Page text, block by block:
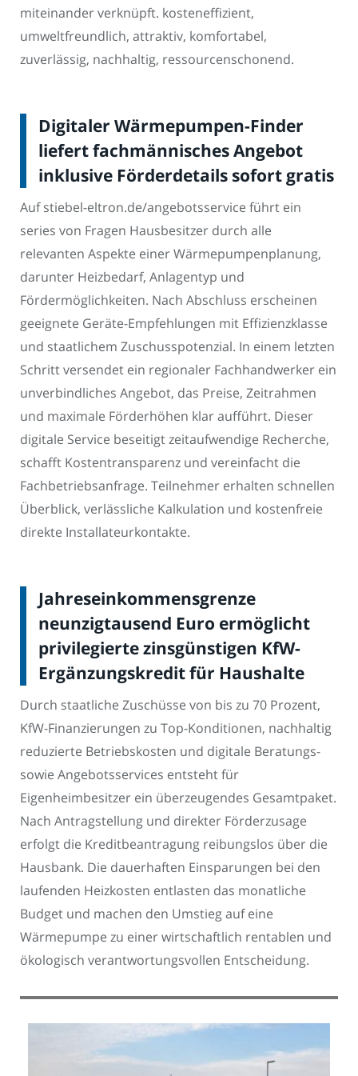
miteinander verknüpft. kosteneffizient,
umweltfreundlich, attraktiv, komfortabel,
zuverlässig, nachhaltig, ressourcenschonend.
Digitaler Wärmepumpen-Finder
liefert fachmännisches Angebot
inklusive Förderdetails sofort gratis
Auf stiebel-eltron.de/angebotsservice führt ein
series von Fragen Hausbesitzer durch alle
relevanten Aspekte einer Wärmepumpenplanung,
darunter Heizbedarf, Anlagentyp und
Fördermöglichkeiten. Nach Abschluss erscheinen
geeignete Geräte-Empfehlungen mit Effizienzklasse
und staatlichem Zuschusspotenzial. In einem letzten
Schritt versendet ein regionaler Fachhandwerker ein
unverbindliches Angebot, das Preise, Zeitrahmen
und maximale Förderhöhen klar aufführt. Dieser
digitale Service beseitigt zeitaufwendige Recherche,
schafft Kostentransparenz und vereinfacht die
Fachbetriebsanfrage. Teilnehmer erhalten schnellen
Überblick, verlässliche Kalkulation und kostenfreie
direkte Installateurkontakte.
Jahreseinkommensgrenze
neunzigtausend Euro ermöglicht
privilegierte zinsgünstigen KfW-
Ergänzungskredit für Haushalte
Durch staatliche Zuschüsse von bis zu 70 Prozent,
KfW-Finanzierungen zu Top-Konditionen, nachhaltig
reduzierte Betriebskosten und digitale Beratungs-
sowie Angebotsservices entsteht für
Eigenheimbesitzer ein überzeugendes Gesamtpaket.
Nach Antragstellung und direkter Förderzusage
erfolgt die Kreditbeantragung reibungslos über die
Hausbank. Die dauerhaften Einsparungen bei den
laufenden Heizkosten entlasten das monatliche
Budget und machen den Umstieg auf eine
Wärmepumpe zu einer wirtschaftlich rentablen und
ökologisch verantwortungsvollen Entscheidung.